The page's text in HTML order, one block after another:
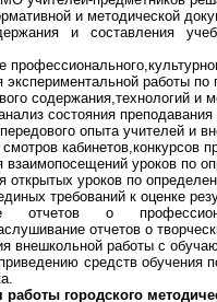
и методической
и составления
экспериментальной работы по
содержания,технологий и
состояния
опыта учителей и
кабинетов,конкурсов
взаимопосещений уроков по
открытых уроков по
требований к оценке
отчетов о
отчетов о
внешкольной работы с
средств обучения
работы городского